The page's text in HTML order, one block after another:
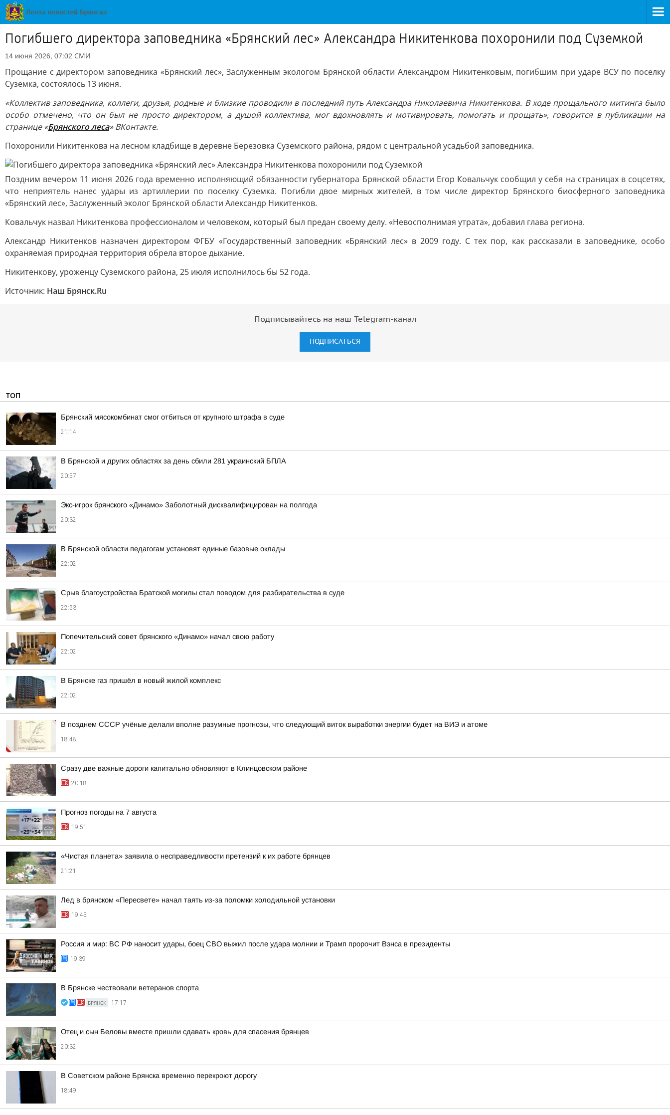
Погибшего директора заповедника «Брянский лес» Александра Никитенкова похоронили под Суземкой
14 июня 2026, 07:02 СМИ
Прощание с директором заповедника «Брянский лес», Заслуженным экологом Брянской области Александром Никитенковым, погибшим при ударе ВСУ по поселку
Суземка, состоялось 13 июня.
«Коллектив заповедника, коллеги, друзья, родные и близкие проводили в последний путь Александра Николаевича Никитенкова. В ходе прощального митинга было
особо отмечено, что он был не просто директором, а душой коллектива, мог вдохновлять и мотивировать, помогать и прощать», говорится в публикации на
странице «Брянского леса» ВКонтакте.
Похоронили Никитенкова на лесном кладбище в деревне Березовка Суземского района, рядом с центральной усадьбой заповедника.
Поздним вечером 11 июня 2026 года временно исполняющий обязанности губернатора Брянской области Егор Ковальчук сообщил у себя на страницах в соцсетях,
что неприятель нанес удары из артиллерии по поселку Суземка. Погибли двое мирных жителей, в том числе директор Брянского биосферного заповедника
«Брянский лес», Заслуженный эколог Брянской области Александр Никитенков.
Ковальчук назвал Никитенкова профессионалом и человеком, который был предан своему делу. «Невосполнимая утрата», добавил глава региона.
Александр Никитенков назначен директором ФГБУ «Государственный заповедник «Брянский лес» в 2009 году. С тех пор, как рассказали в заповеднике, особо
охраняемая природная территория обрела второе дыхание.
Никитенкову, уроженцу Суземского района, 25 июля исполнилось бы 52 года.
Источник: Наш Брянск.Ru
Подписывайтесь на наш Telegram-канал
ПОДПИСАТЬСЯ
ТОП
Брянский мясокомбинат смог отбиться от крупного штрафа в суде
21:14
В Брянской и других областях за день сбили 281 украинский БПЛА
20:57
Экс-игрок брянского «Динамо» Заболотный дисквалифицирован на полгода
20:32
В Брянской области педагогам установят единые базовые оклады
22:02
Срыв благоустройства Братской могилы стал поводом для разбирательства в суде
22:53
Попечительский совет брянского «Динамо» начал свою работу
22:02
В Брянске газ пришёл в новый жилой комплекс
22:02
В позднем СССР учёные делали вполне разумные прогнозы, что следующий виток выработки энергии будет на ВИЭ и атоме
18:48
Сразу две важные дороги капитально обновляют в Клинцовском районе
20:18
Прогноз погоды на 7 августа
19:51
«Чистая планета» заявила о несправедливости претензий к их работе брянцев
21:21
Лед в брянском «Пересвете» начал таять из-за поломки холодильной установки
19:45
Россия и мир: ВС РФ наносит удары, боец СВО выжил после удара молнии и Трамп пророчит Вэнса в президенты
19:39
В Брянске чествовали ветеранов спорта
БРЯНСК 17:17
Отец и сын Беловы вместе пришли сдавать кровь для спасения брянцев
20:32
В Советском районе Брянска временно перекроют дорогу
18:49